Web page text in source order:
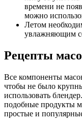
времени не
можно
Летом
увлажняющим
Рецепты
Все компоненты
чтобы не было
использовать
подобные продукты
простые и